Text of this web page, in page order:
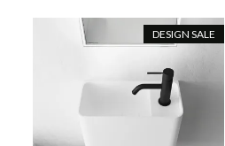
DESIGN SALE